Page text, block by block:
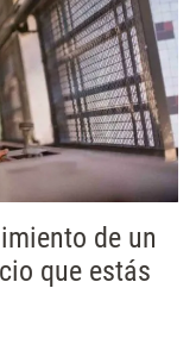
de un
que estás